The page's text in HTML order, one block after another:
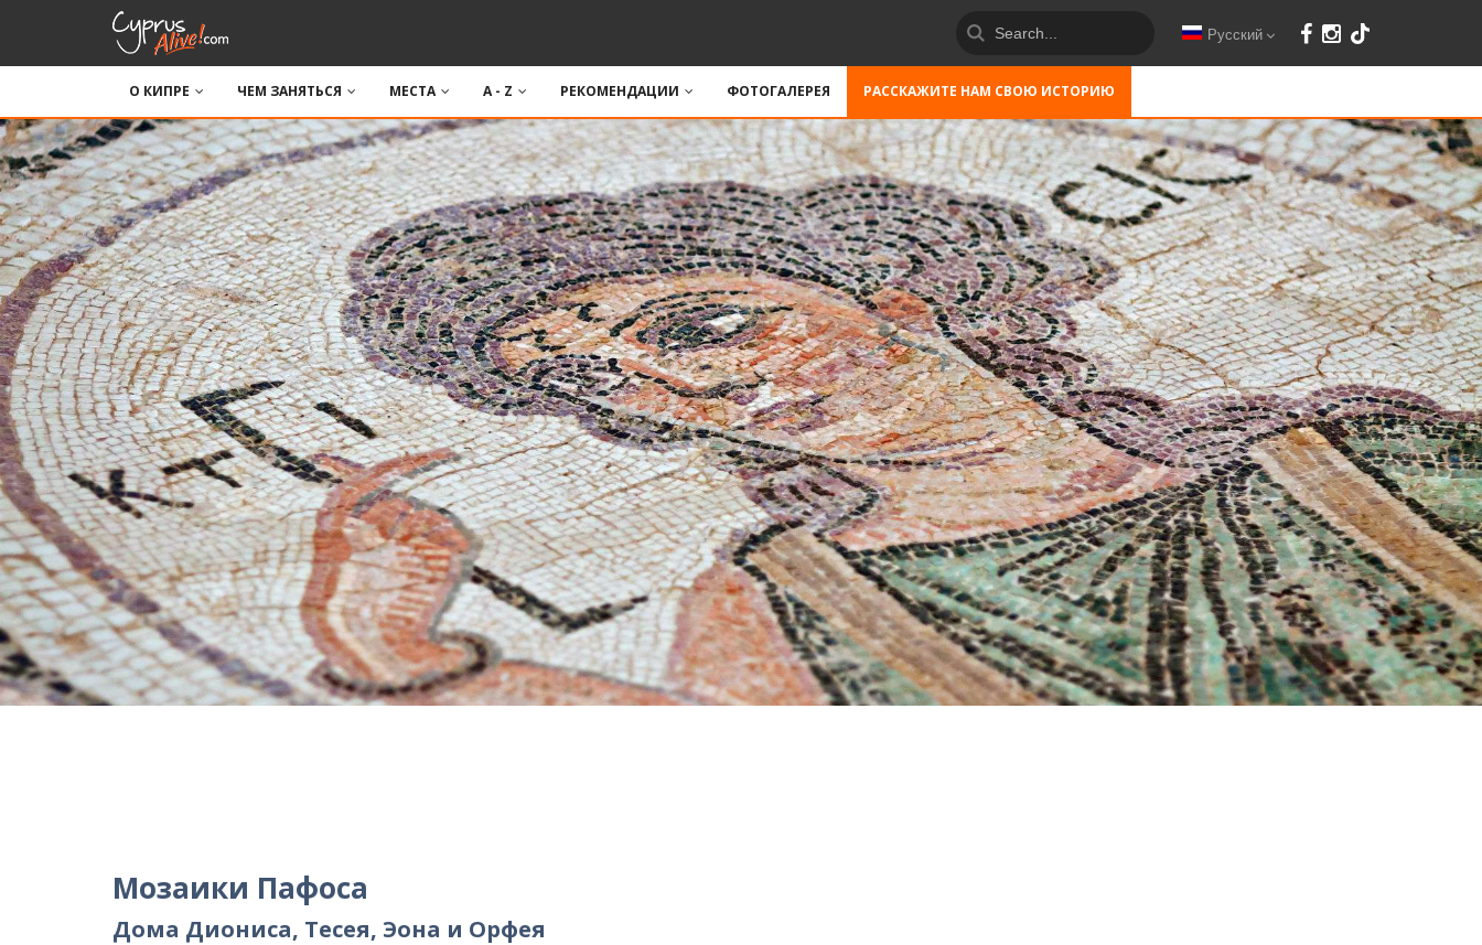
Русский
О КИПРЕ ЧЕМ ЗАНЯТЬСЯ МЕСТА A - Z РЕКОМЕНДАЦИИ ФОТОГАЛЕРЕЯ РАССКАЖИТЕ НАМ СВОЮ ИСТОРИЮ
Мозаики Пафоса
Дома Диониса, Тесея, Эона и Орфея